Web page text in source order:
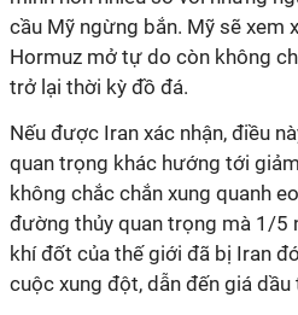
cầu Mỹ ngừng bắn. Mỹ sẽ xem
Hormuz mở tự do còn không
trở lại thời kỳ đồ đá.
Nếu được Iran xác nhận, điều
quan trọng khác hướng tới
không chắc chắn xung quanh
đường thủy quan trọng mà 1/5
khí đốt của thế giới đã bị Iran
cuộc xung đột, dẫn đến giá